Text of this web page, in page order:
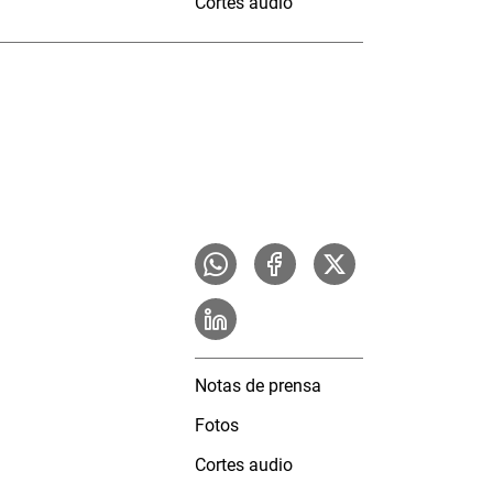
Notas de prensa
Fotos
Cortes audio